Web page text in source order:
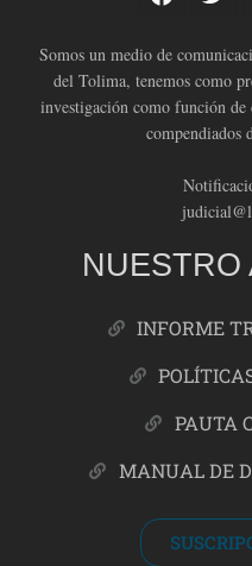
Somos un medio de
del Tolima, tenemos como
investigación como función
compendiados
NUESTRO
INFORME
PAUTA
MANUAL DE